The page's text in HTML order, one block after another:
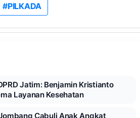
#PILKADA
Jatim: Benjamin Kristianto
Layanan Kesehatan
Cabuli Anak Angkat